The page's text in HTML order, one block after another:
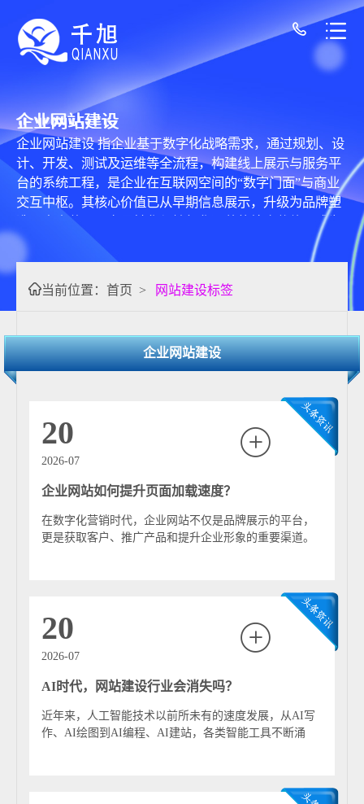
企业网站建设
企业网站建设 指企业基于数字化战略需求，通过规划、设
计、开发、测试及运维等全流程，构建线上展示与服务平
台的系统工程，是企业在互联网空间的“数字门面”与商业
交互中枢。其核心价值已从早期信息展示，升级为品牌塑
造、客户获取、交易转化与精细化运营的综合载体，成为
现代企业数字化转型的基础配置。 核心要素涵盖五大维
度：一是明确的定位导向，需结合企业类型确定核心目
标，如电商企业侧重交易功能，B2B服务商突出案例与资
质；二是体验与设计并重，响应式设计已成刚需，确保多
架构，需组织企业概况、产品服务、行业资讯等内容，兼
顾搜索引擎优化（SEO）；四是稳定技术支撑，主流采用
障性能；五是安全防护体系，通过WAF防护、定期漏洞扫
描规避风险。 标准服务流程形成闭环：需求规划明确目标
与受众，原型设计搭建逻辑框架，UI设计呈现视觉效果，
程序开发实现功能落地，测试上线前需完成兼容性与性能
数据优化。 商业价值显著，据行业统计，专业网站可使客
户转化率提升30%-50%，同时降低获客成本。当前正呈现
AI融合趋势，智能客服、数据驱动优化成为主流升级方
当前位置： 首页 > 网站建设标签
企业网站建设
20
2026-07
企业网站如何提升页面加载速度？
在数字化营销时代，企业网站不仅是品牌展示的平台，
更是获取客户、推广产品和提升企业形象的重要渠道。
20
2026-07
AI时代，网站建设行业会消失吗？
近年来，人工智能技术以前所未有的速度发展，从AI写
作、AI绘图到AI编程、AI建站，各类智能工具不断涌